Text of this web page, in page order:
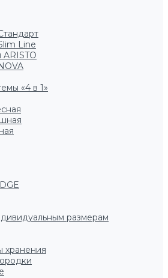
Line
«4 в 1»
размерам
хранения